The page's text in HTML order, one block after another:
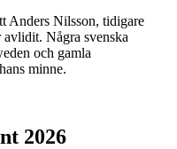
Anders Nilsson, tidigare
Några svenska
och gamla
minne.
2026